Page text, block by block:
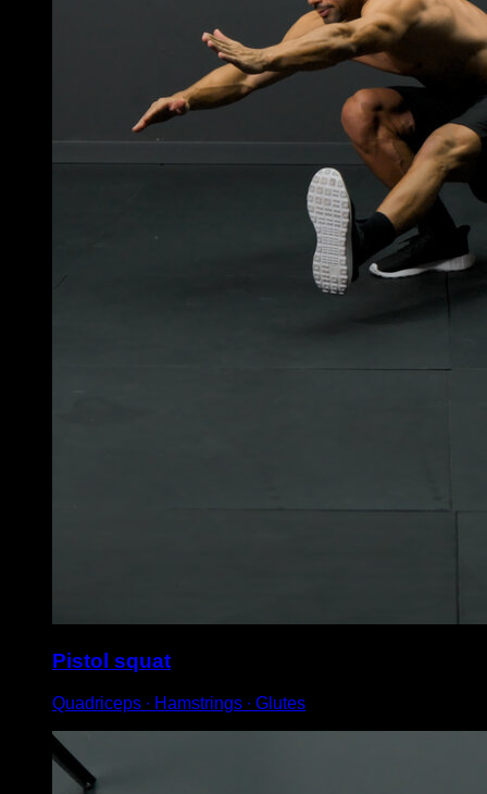
Pistol squat
Quadriceps ∙ Hamstrings ∙ Glutes